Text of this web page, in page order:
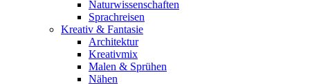
Naturwissenschaften
Sprachreisen
Kreativ & Fantasie
Architektur
Kreativmix
Malen & Sprühen
Nähen